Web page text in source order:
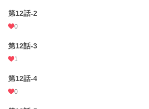
第12話-2
0
第12話-3
1
第12話-4
0